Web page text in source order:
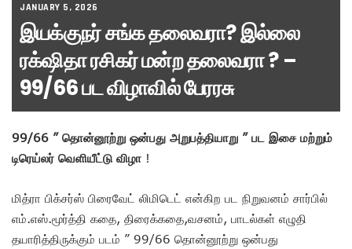
JANUARY 5, 2026
இயக்குநர் சங்க தலைவரா? இல்லை
ரக்‌ஷிதா ரசிகர் மன்ற தலைவரா ? –
99/66 பட விழாவில் பேரரசு
99/66 ” தொன்னூற்று ஒன்பது அறுபத்தியாறு ” பட இசை மற்றும்
டிரெய்லர் வெளியீட்டு விழா !
மித்ரா பிக்சர்ஸ் பிரைவேட் லிமிடெட் என்கிற பட நிறுவனம் சார்பில்
எம்.எஸ்.மூர்த்தி கதை, திரைக்கதை,வசனம், பாடல்கள் எழுதி
தயாரித்திருக்கும் படம் ” 99/66 தொன்னூற்று ஒன்பது